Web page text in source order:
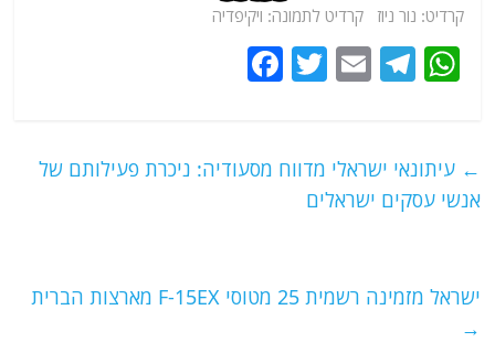
קרדיט: נור ניוז קרדיט לתמונה: ויקיפדיה
W
s
A
T
g
ra
E
l
T
er
e
k
← עיתונאי ישראלי מדווח מסעודיה: ניכרת פעילותם של
אנשי עסקים ישראלים
ישראל מזמינה רשמית 25 מטוסי F-15EX מארצות הברית
→